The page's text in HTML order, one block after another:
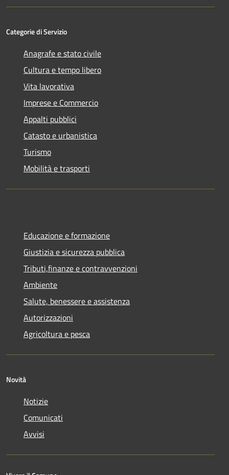
Categorie di Servizio
Anagrafe e stato civile
Cultura e tempo libero
Vita lavorativa
Imprese e Commercio
Appalti pubblici
Catasto e urbanistica
Turismo
Mobilità e trasporti
Educazione e formazione
Giustizia e sicurezza pubblica
Tributi,finanze e contravvenzioni
Ambiente
Salute, benessere e assistenza
Autorizzazioni
Agricoltura e pesca
Novità
Notizie
Comunicati
Avvisi